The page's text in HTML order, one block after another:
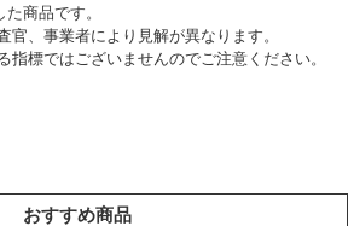
商品です。
官、事業者により見解が異なります。
指標ではございませんのでご注意ください。
おすすめ商品